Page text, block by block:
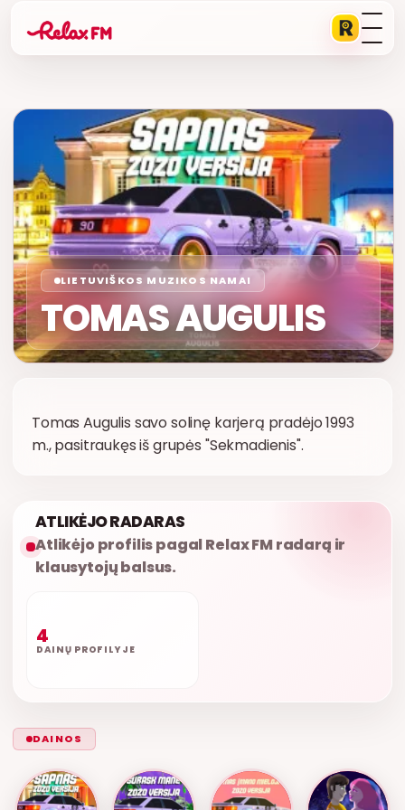
LIETUVIŠKOS MUZIKOS NAMAI
TOMAS AUGULIS
Tomas Augulis savo solinę karjerą pradėjo 1993
m., pasitraukęs iš grupės "Sekmadienis".
ATLIKĖJO RADARAS
Atlikėjo profilis pagal Relax FM radarą ir
klausytojų balsus.
4
DAINŲ PROFILYJE
DAINOS